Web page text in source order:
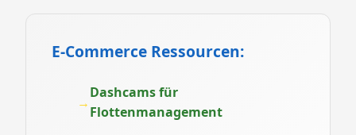
E-Commerce Ressourcen:
Dashcams für
Flottenmanagement